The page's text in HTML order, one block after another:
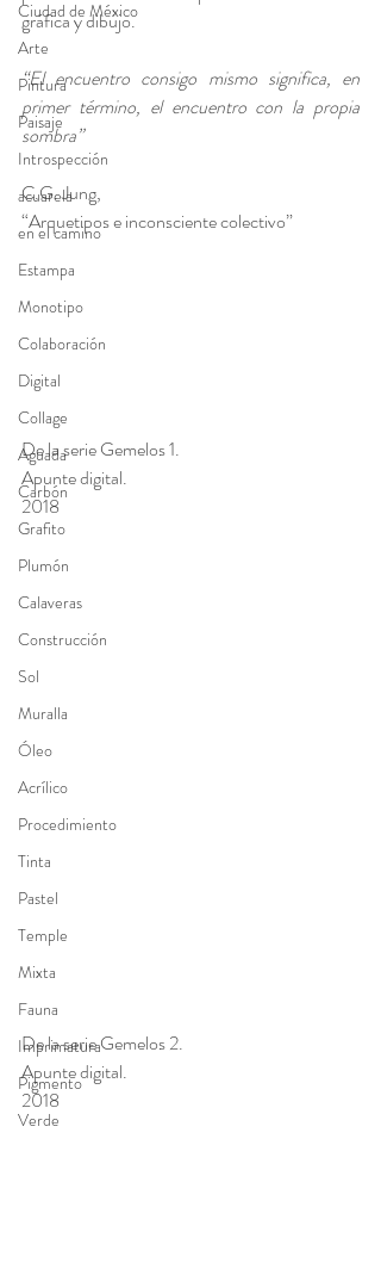
Ciudad de México
Arte
Pintura
Paisaje
Introspección
acuarela
en el camino
Estampa
Monotipo
Colaboración
Digital
Collage
Aguada
Carbón
Grafito
Plumón
Calaveras
Construcción
Sol
Muralla
Óleo
Acrílico
Procedimiento
Tinta
Pastel
Temple
Mixta
Fauna
Imprimatura
Pigmento
Verde
gráfica y dibujo.
“El encuentro consigo mismo significa, en
primer término, el encuentro con la propia
sombra”
C.G. Jung,
“Arquetipos e inconsciente colectivo”
De la serie Gemelos 1.
Apunte digital.
2018
De la serie Gemelos 2.
Apunte digital.
2018